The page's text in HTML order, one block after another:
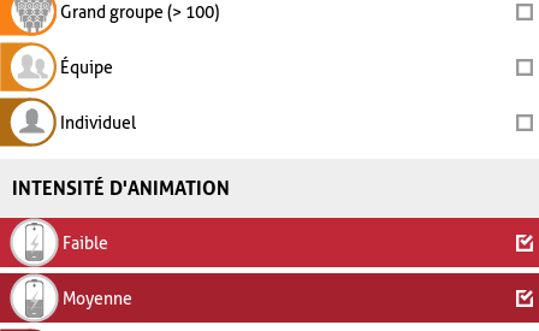
Grand groupe (> 100)
Équipe
Individuel
INTENSITÉ D'ANIMATION
Faible
Moyenne